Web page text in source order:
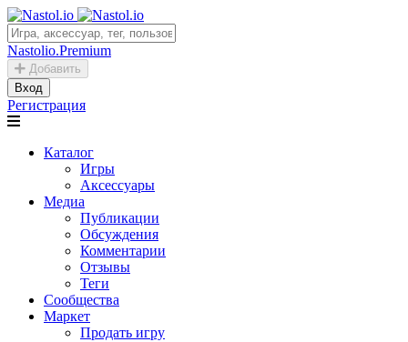
Nastolio.Premium
Добавить
Вход
Регистрация
Каталог
Игры
Аксессуары
Медиа
Публикации
Обсуждения
Комментарии
Отзывы
Теги
Сообщества
Маркет
Продать игру